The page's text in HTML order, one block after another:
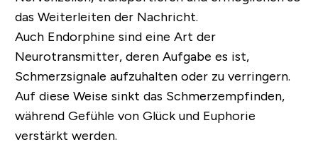
das Weiterleiten der Nachricht.
Auch Endorphine sind eine Art der
Neurotransmitter, deren Aufgabe es ist,
Schmerzsignale aufzuhalten oder zu verringern.
Auf diese Weise sinkt das Schmerzempfinden,
während Gefühle von Glück und Euphorie
verstärkt werden.